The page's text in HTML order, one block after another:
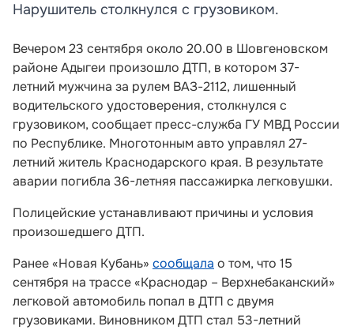
Нарушитель столкнулся с грузовиком.
Вечером 23 сентября около 20.00 в Шовгеновском
районе Адыгеи произошло ДТП, в котором 37-
летний мужчина за рулем ВАЗ-2112, лишенный
водительского удостоверения, столкнулся с
грузовиком, сообщает пресс-служба ГУ МВД России
по Республике. Многотонным авто управлял 27-
летний житель Краснодарского края. В результате
аварии погибла 36-летняя пассажирка легковушки.
Полицейские устанавливают причины и условия
произошедшего ДТП.
Ранее «Новая Кубань» сообщала о том, что 15
сентября на трассе «Краснодар – Верхнебаканский»
легковой автомобиль попал в ДТП с двумя
грузовиками. Виновником ДТП стал 53-летний